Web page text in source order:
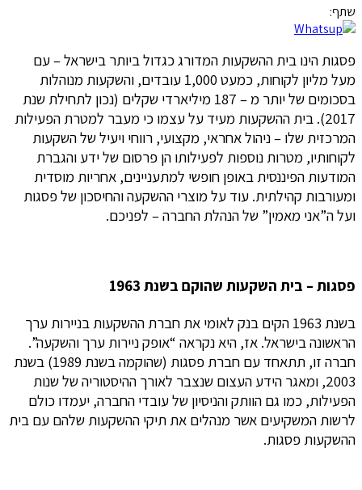
שתף:
פסגות הינו בית ההשקעות המדורג כגדול ביותר בישראל – עם
מעל מליון לקוחות, כמעט 1,000 עובדים, והשקעות מנוהלות
בסכומים של יותר מ – 187 מיליארדי שקלים (נכון לתחילת שנת
2017). בית ההשקעות מעיד על עצמו כי מעבר למטרת הפעילות
המרכזית שלו – ניהול אחראי, מקצועי, רווחי ויעיל של השקעות
לקוחותיו, מטרות נוספות לפעילותו הן פרסום של ידע והגברת
המודעות הפיננסית באופן חופשי למתעניינים, אחריות מוסדית
ומעורבות קהילתית. עוד על מוצרי ההשקעה והחיסכון של פסגות
ועל ה”אני מאמין” של הנהלת החברה – לפניכם.
פסגות – בית השקעות שהוקם בשנת 1963
בשנת 1963 הקים בנק לאומי את חברת ההשקעות בניירות ערך
הראשונה בישראל. אז, היא נקראה “אופק ניירות ערך והשקעה”.
חברה זו, תתאחד עם חברת פסגות (שהוקמה בשנת 1989) בשנת
2003, ומאגר הידע העצום שנצבר לאורך ההיסטוריה של שנות
הפעילות, כמו גם הוותק והניסיון של עובדי החברה, יעמדו כולם
לרשות המשקיעים אשר מנהלים את תיקי ההשקעות שלהם עם בית
ההשקעות פסגות.